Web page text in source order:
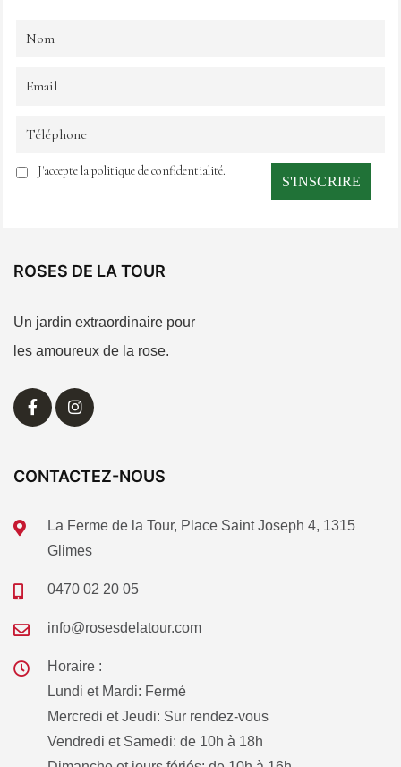
J'accepte la politique de confidentialité.
ROSES DE LA TOUR
Un jardin extraordinaire pour
les amoureux de la rose.
CONTACTEZ-NOUS
La Ferme de la Tour, Place Saint Joseph 4, 1315
Glimes
0470 02 20 05
info@rosesdelatour.com
Horaire :
Lundi et Mardi: Fermé
Mercredi et Jeudi: Sur rendez-vous
Vendredi et Samedi: de 10h à 18h